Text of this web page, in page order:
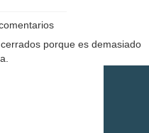
porque es demasiado